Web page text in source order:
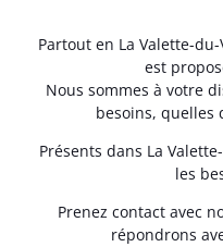
Partout en La Valette-
est
Nous sommes à votre
besoins, quelles
Présents dans La
les
Prenez contact avec
répondrons